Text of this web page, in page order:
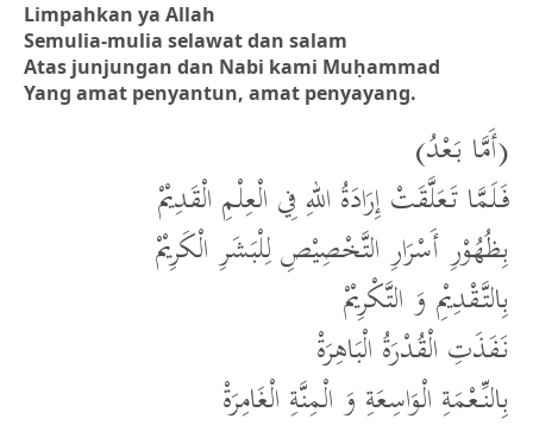
Limpahkan ya Allah
Semulia-mulia selawat dan salam
Atas junjungan dan Nabi kami Muḥammad
Yang amat penyantun, amat penyayang.
(أَمَّا بَعْدُ)
فَلَمَّا تَعَلَّقَتْ إِرَادَةُ اللهِ فِي الْعِلْمِ الْقَدِيْمْ
بِظُهُوْرِ أَسْرَارِ التَّخْصِيْصِ لِلْبَشَرِ الْكَرِيْمْ
بِالتَّقْدِيْمِ وَ التَّكْرِيْمْ
نَفَذَتِ الْقُدْرَةُ الْبَاهِرَةْ
بِالنِّعْمَةِ الْوَاسِعَةِ وَ الْمِنَّةِ الْغَامِرَةْ